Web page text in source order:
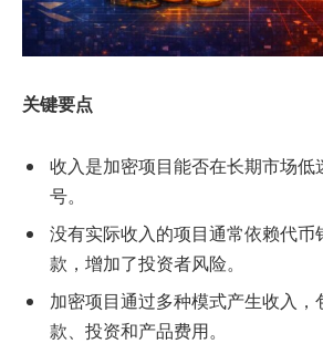
关键要点
收入是加密项目能否在长期市场低
号。
没有实际收入的项目通常依赖代币
款，增加了投资者风险。
加密项目通过多种模式产生收入，
款、投资和产品费用。